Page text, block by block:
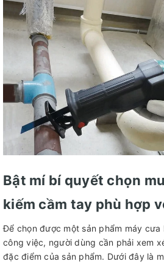
Bật mí bí quyết chọn
kiếm cầm tay phù hợp
Để chọn được một sản phẩm máy
công việc, người dùng cần phải xem
đặc điểm của sản phẩm. Dưới đây là